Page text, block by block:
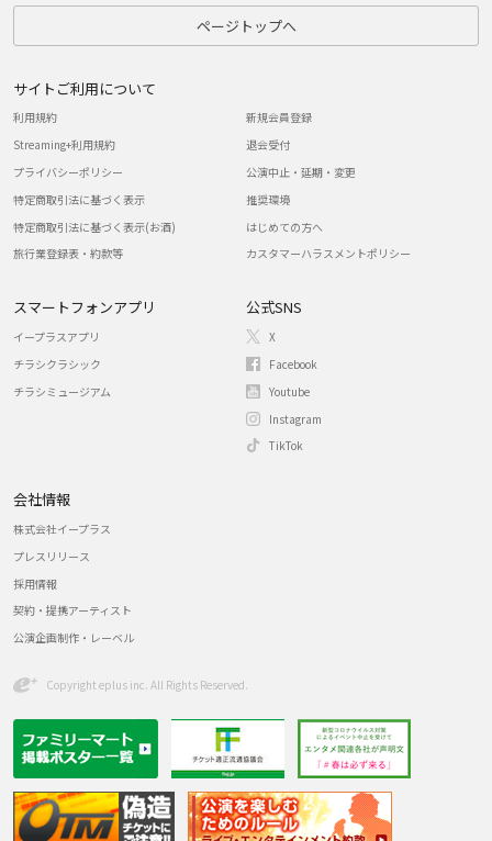
ページトップへ
サイトご利用について
利用規約
Streaming+利用規約
プライバシーポリシー
特定商取引法に基づく表示
特定商取引法に基づく表示(お酒)
旅行業登録表・約款等
新規会員登録
退会受付
公演中止・延期・変更
推奨環境
はじめての方へ
カスタマーハラスメントポリシー
スマートフォンアプリ
イープラスアプリ
チラシクラシック
チラシミュージアム
公式SNS
X
Facebook
Youtube
Instagram
TikTok
会社情報
株式会社イープラス
プレスリリース
採用情報
契約・提携アーティスト
公演企画制作・レーベル
Copyright eplus inc. All Rights Reserved.